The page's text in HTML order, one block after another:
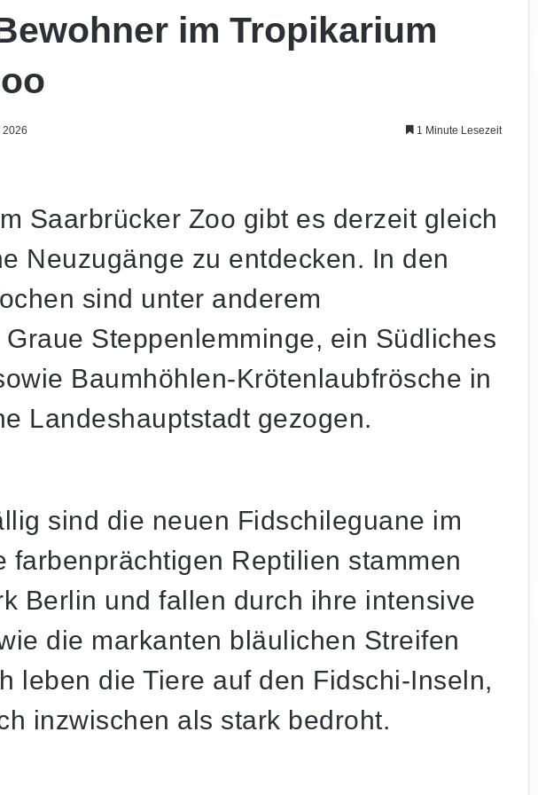
im Tropikarium
2026 1 Minute Lesezeit
Saarbrücker Zoo gibt es derzeit gleich
Neuzugänge zu entdecken. In den
sind unter anderem
Steppenlemminge, ein Südliches
Baumhöhlen-Krötenlaubfrösche in
Landeshauptstadt gezogen.
sind die neuen Fidschileguane im
farbenprächtigen Reptilien stammen
Berlin und fallen durch ihre intensive
die markanten bläulichen Streifen
leben die Tiere auf den Fidschi-Inseln,
inzwischen als stark bedroht.